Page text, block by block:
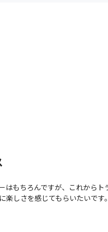
はもちろんですが、これから
楽しさを感じてもらいたいで